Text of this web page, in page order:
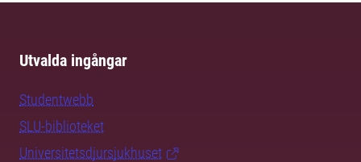
Utvalda ingångar
Studentwebb
SLU-biblioteket
Universitetsdjursjukhuset